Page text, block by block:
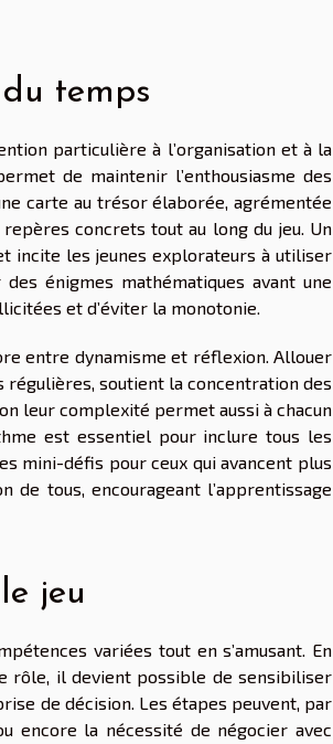
temps
particulière à l’organisation et à la
de maintenir l’enthousiasme des
carte au trésor élaborée, agrémentée
concrets tout au long du jeu. Un
incite les jeunes explorateurs à utiliser
énigmes mathématiques avant une
et d’éviter la monotonie.
entre dynamisme et réflexion. Allouer
régulières, soutient la concentration des
leur complexité permet aussi à chacun
est essentiel pour inclure tous les
mini-défis pour ceux qui avancent plus
tous, encourageant l’apprentissage
jeu
variées tout en s’amusant. En
rôle, il devient possible de sensibiliser
de décision. Les étapes peuvent, par
encore la nécessité de négocier avec